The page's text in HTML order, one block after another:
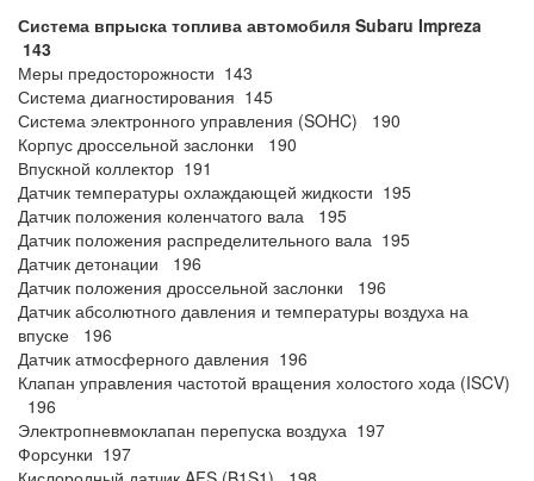
Система впрыска топлива автомобиля Subaru Impreza
143
Меры предосторожности 143
Система диагностирования 145
Система электронного управления (SOHC) 190
Корпус дроссельной заслонки 190
Впускной коллектор 191
Датчик температуры охлаждающей жидкости 195
Датчик положения коленчатого вала 195
Датчик положения распределительного вала 195
Датчик детонации 196
Датчик положения дроссельной заслонки 196
Датчик абсолютного давления и температуры воздуха на
впуске 196
Датчик атмосферного давления 196
Клапан управления частотой вращения холостого хода (ISCV)
196
Электропневмоклапан перепуска воздуха 197
Форсунки 197